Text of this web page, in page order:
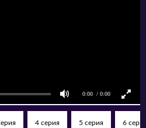
4 серия 5 серия 6